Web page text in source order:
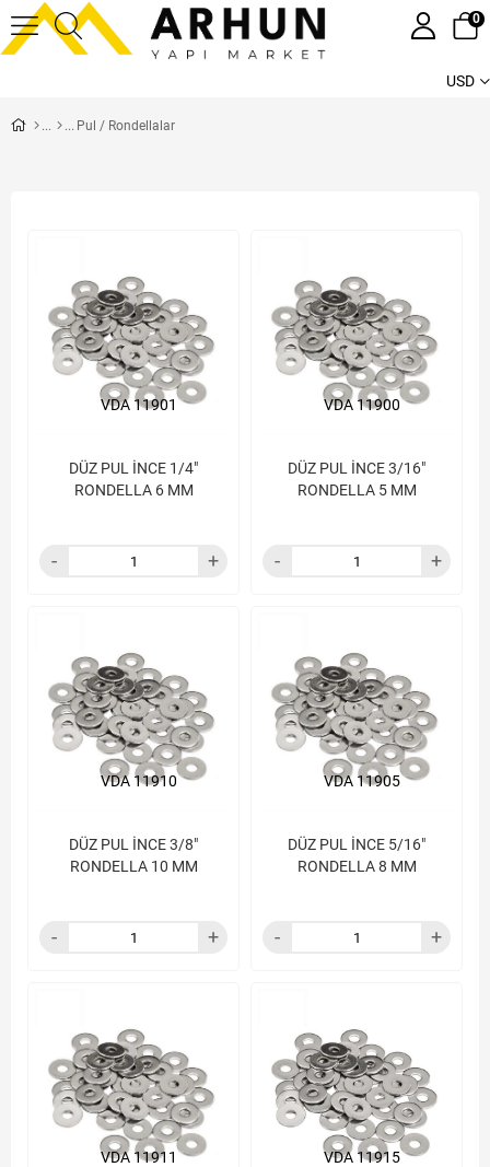
USD
0
Pul / Rondellalar
DÜZ PUL İNCE 1/4"
RONDELLA 6 MM
VDA 11901
DÜZ PUL İNCE 3/16"
RONDELLA 5 MM
VDA 11900
DÜZ PUL İNCE 3/8"
RONDELLA 10 MM
VDA 11910
DÜZ PUL İNCE 5/16"
RONDELLA 8 MM
VDA 11905
VDA 11911 VDA 11915